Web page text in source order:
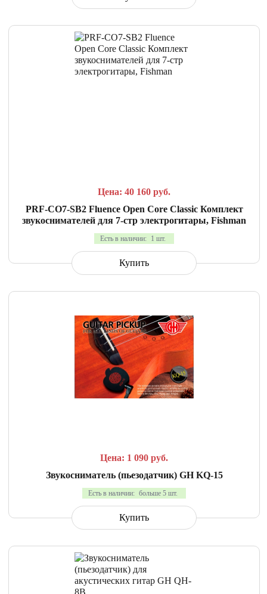
Цена: 40 160 руб.
PRF-CO7-SB2 Fluence Open Core Classic Комплект
звукоснимателей для 7-стр электрогитары, Fishman
Есть в наличии: 1 шт.
Купить
Цена: 1 090 руб.
Звукосниматель (пьезодатчик) GH KQ-15
Есть в наличии: больше 5 шт.
Купить